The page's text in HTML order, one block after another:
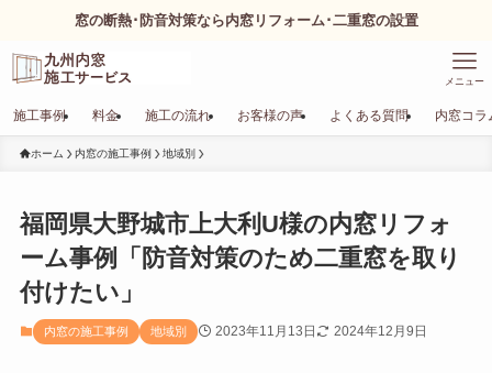
窓の断熱･防音対策なら内窓リフォーム･二重窓の設置
メニュー
施工事例 料金 施工の流れ お客様の声 よくある質問 内窓コラ
ホーム 内窓の施工事例 地域別
福岡県大野城市上大利U様の内窓リフォ
ーム事例「防音対策のため二重窓を取り
付けたい」
内窓の施工事例 地域別 2023年11月13日 2024年12月9日